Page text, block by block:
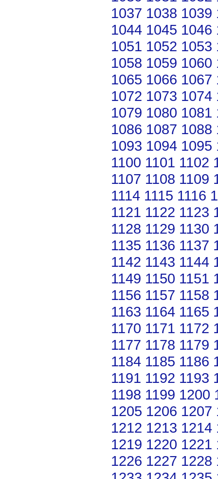
1037 1038 1039
1044 1045 1046
1051 1052 1053
1058 1059 1060
1065 1066 1067
1072 1073 1074
1079 1080 1081
1086 1087 1088
1093 1094 1095
1100 1101 1102
1107 1108 1109
1114 1115 1116
1121 1122 1123
1128 1129 1130
1135 1136 1137
1142 1143 1144
1149 1150 1151
1156 1157 1158
1163 1164 1165
1170 1171 1172
1177 1178 1179
1184 1185 1186
1191 1192 1193
1198 1199 1200
1205 1206 1207
1212 1213 1214
1219 1220 1221
1226 1227 1228